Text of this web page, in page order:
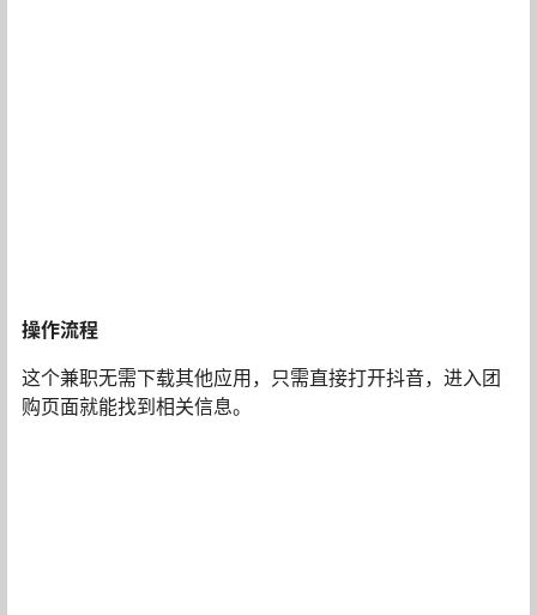
操作流程
这个兼职无需下载其他应用，只需直接打开抖音，进入团
购页面就能找到相关信息。